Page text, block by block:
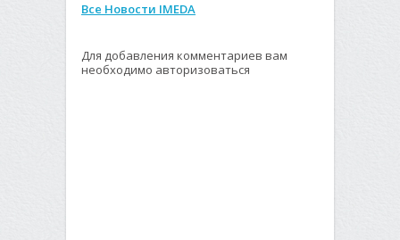
Все Новости IMEDA
Для добавления комментариев вам
необходимо авторизоваться